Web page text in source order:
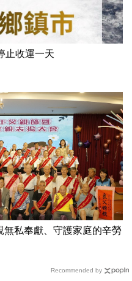
止收運一天
私奉獻、守護家庭的辛勞
Recommended by